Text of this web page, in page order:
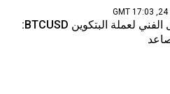
التحليل الفني لعملة البتكوين BTCUSD: